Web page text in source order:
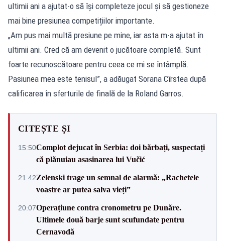
ultimii ani a ajutat-o să își completeze jocul și să gestioneze
mai bine presiunea competițiilor importante.
„Am pus mai multă presiune pe mine, iar asta m-a ajutat în
ultimii ani. Cred că am devenit o jucătoare completă. Sunt
foarte recunoscătoare pentru ceea ce mi se întâmplă.
Pasiunea mea este tenisul”, a adăugat Sorana Cîrstea după
calificarea în sferturile de finală de la Roland Garros.
CITEȘTE ȘI
15:50Complot dejucat în Serbia: doi bărbați, suspectați
că plănuiau asasinarea lui Vučić
21:42Zelenski trage un semnal de alarmă: „Rachetele
voastre ar putea salva vieți”
20:07Operațiune contra cronometru pe Dunăre.
Ultimele două barje sunt scufundate pentru
Cernavodă